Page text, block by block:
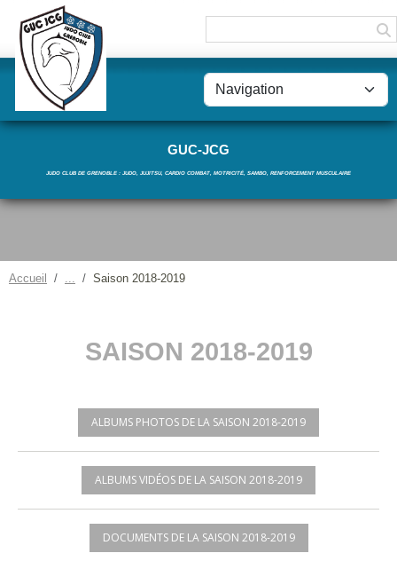
GUC-JCG
JUDO CLUB DE GRENOBLE : JUDO, JUJITSU, CARDIO COMBAT, MOTRICITÉ, SAMBO, RENFORCEMENT MUSCULAIRE
Accueil Saison 2018-2019
SAISON 2018-2019
ALBUMS PHOTOS DE LA SAISON 2018-2019
ALBUMS VIDÉOS DE LA SAISON 2018-2019
DOCUMENTS DE LA SAISON 2018-2019
Panneau de gestion des cookies